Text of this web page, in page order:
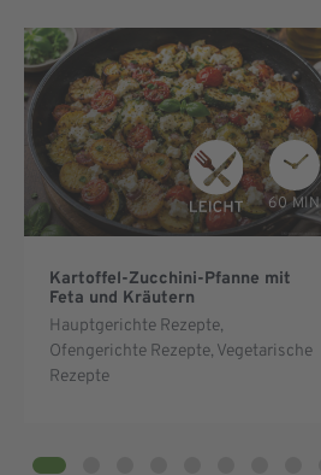
60 MIN
Kartoffel-Zucchini-Pfanne mit
Feta und Kräutern
Hauptgerichte Rezepte,
Ofengerichte Rezepte, Vegetarische
Rezepte